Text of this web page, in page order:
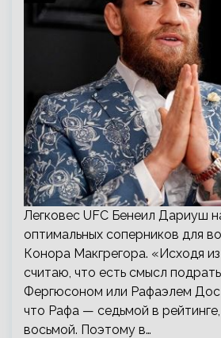
Легковес UFC Бенеил Дариуш
оптимальных соперников для
Конора Макгрегора. «Исходя из
считаю, что есть смысл
Фергюсоном или Рафаэлем
что Рафа — седьмой в
восьмой. Поэтому в…